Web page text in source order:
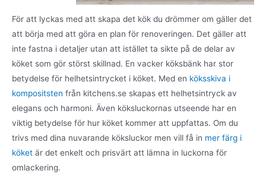
För att lyckas med att skapa det kök du drömmer om gäller det
att börja med att göra en plan för renoveringen. Det gäller att
inte fastna i detaljer utan att istället ta sikte på de delar av
köket som gör störst skillnad. En vacker köksbänk har stor
betydelse för helhetsintrycket i köket. Med en köksskiva i
kompositsten från kitchens.se skapas ett helhetsintryck av
elegans och harmoni. Även köksluckornas utseende har en
viktig betydelse för hur köket kommer att uppfattas. Om du
trivs med dina nuvarande köksluckor men vill få in mer färg i
köket är det enkelt och prisvärt att lämna in luckorna för
omlackering.